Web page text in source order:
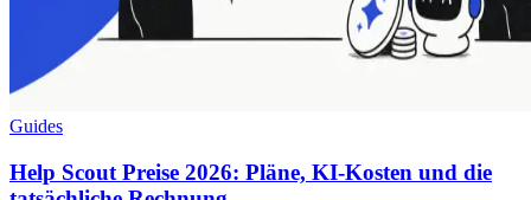
Guides
Help Scout Preise 2026: Pläne, KI-Kosten und die